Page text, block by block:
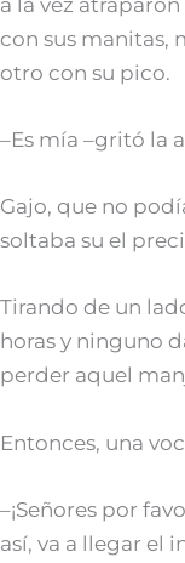
con sus manitas,
otro con su pico.
–Es mía –gritó la
Gajo, que no
soltaba su el
Tirando de un
horas y ninguno
perder aquel
Entonces, una
–¡Señores por
así, va a llegar el